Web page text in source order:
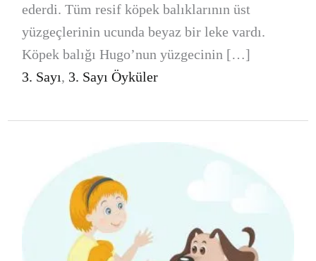
ederdi. Tüm resif köpek balıklarının üst
yüzgeçlerinin ucunda beyaz bir leke vardı.
Köpek balığı Hugo’nun yüzgecinin […]
3. Sayı, 3. Sayı Öyküler